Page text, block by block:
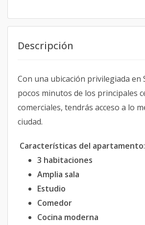
Descripción
Con una ubicación privilegiada en
pocos minutos de los principales
comerciales, tendrás acceso a lo
ciudad.
Características del apartamento:
3 habitaciones
Amplia sala
Estudio
Comedor
Cocina moderna